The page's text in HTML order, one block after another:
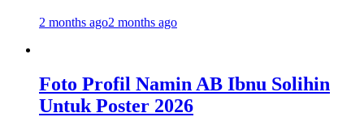
2 months ago2 months ago
Foto Profil Namin AB Ibnu Solihin
Untuk Poster 2026